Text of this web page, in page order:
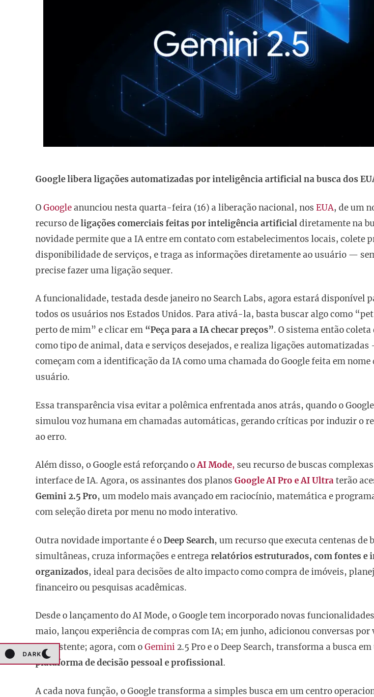
DARK
Google libera ligações automatizadas por inteligência artificial na busca dos
OGoogleanunciou nesta quarta-feira (16) a liberação nacional, nos EUA, de um
recurso deligações comerciais feitas por inteligência artificialdiretamente na
novidade permite que a IA entre em contato com estabelecimentos locais, colete
disponibilidade de serviços, e traga as informações diretamente ao usuário —
precise fazer uma ligação sequer.
A funcionalidade, testada desde janeiro no Search Labs, agora estará disponível
todos os usuários nos Estados Unidos. Para ativá-la, basta buscar algo como
perto de mim” e clicar em “Peça para a IA checar preços”. O sistema então coleta
como tipo de animal, data e serviços desejados, e realiza ligações
começam com a identificação da IA como uma chamada do Google feita em nome
usuário.
Essa transparência visa evitar a polêmica enfrentada anos atrás, quando o Google
simulou voz humana em chamadas automáticas, gerando críticas por induzir o
ao erro.
Além disso, o Google está reforçando oAI Mode, seu recurso de buscas
interface de IA. Agora, os assinantes dos planos Google AI Pro e AI Ultraterão
Gemini 2.5 Pro, um modelo mais avançado em raciocínio, matemática e
com seleção direta por menu no modo interativo.
Outra novidade importante é oDeep Search, um recurso que executa centenas de
simultâneas, cruza informações e entrega relatórios estruturados, com fontes e
organizados, ideal para decisões de alto impacto como compra de imóveis,
financeiro ou pesquisas acadêmicas.
Desde o lançamento do AI Mode, o Google tem incorporado novas
maio, lançou experiência de compras com IA; em junho, adicionou conversas por
o assistente; agora, com oGemini 2.5 Pro e o Deep Search, transforma a busca
plataforma de decisão pessoal e profissional.
A cada nova função, o Google transforma a simples busca em um centro